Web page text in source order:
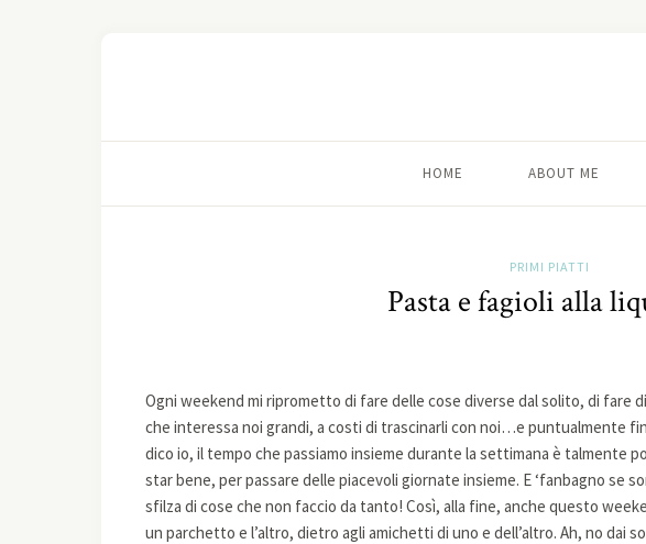
HOME ABOUT ME
PRIMI PIATTI
Pasta e fagioli alla
Ogni weekend mi riprometto di fare delle cose diverse dal solito, di fare
che interessa noi grandi, a costi di trascinarli con noi…e puntualmente
dico io, il tempo che passiamo insieme durante la settimana è talmente
star bene, per passare delle piacevoli giornate insieme. E ‘fanbagno se
sfilza di cose che non faccio da tanto! Così, alla fine, anche questo
un parchetto e l’altro, dietro agli amichetti di uno e dell’altro. Ah, no dai